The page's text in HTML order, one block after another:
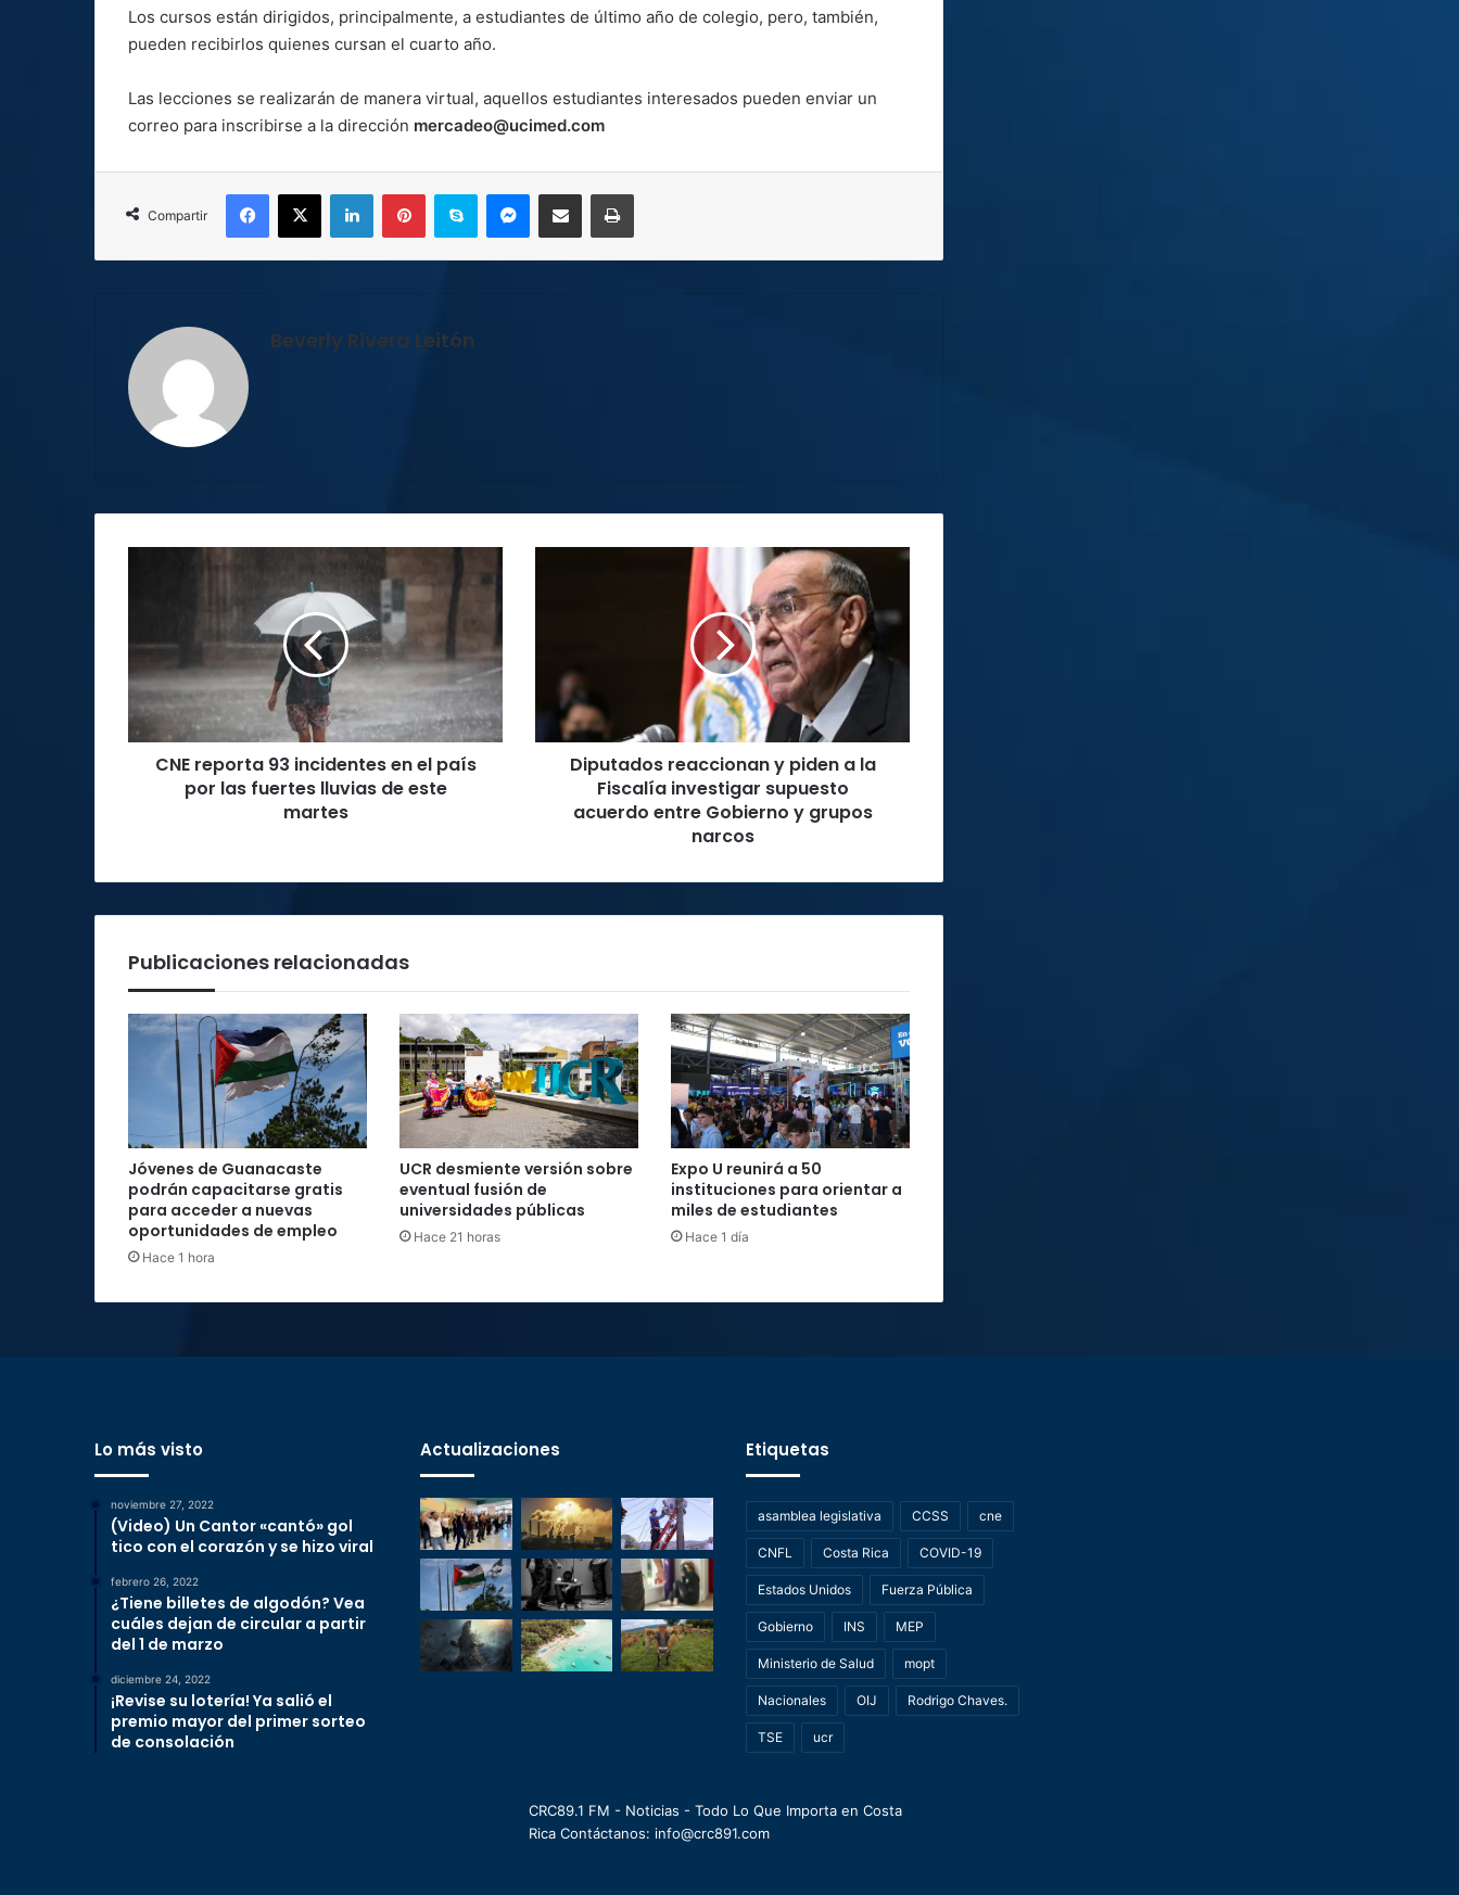
Los cursos están dirigidos, principalmente, a estudiantes de último año de colegio, pero, también,
pueden recibirlos quienes cursan el cuarto año.
Las lecciones se realizarán de manera virtual, aquellos estudiantes interesados pueden enviar un
correo para inscribirse a la dirección mercadeo@ucimed.com
Compartir
Facebook
X LinkedInPinterestSkype MessengerCompartir por correo electrónicoImprimir
Beverly Rivera Leitón
en
el
país
por
las
fuertesCNE reporta 93 incidentes en el país
por las fuertes lluvias de este
martes
Fiscalía
investigar
supuesto
acuerdo
Gobierno
Diputados reaccionan y piden a la
Fiscalía investigar supuesto
acuerdo entre Gobierno y grupos
narcos
Publicaciones relacionadas
Jóvenes de Guanacaste
podrán capacitarse gratis
para acceder a nuevas
oportunidades de empleo
Hace 1 hora
UCR desmiente versión sobre
eventual fusión de
universidades públicas
Hace 21 horas
Expo U reunirá a 50
instituciones para orientar a
miles de estudiantes
Hace 1 día
Lo más visto
noviembre 27, 2022
(Video) Un Cantor «cantó» gol
tico con el corazón y se hizo viral
febrero 26, 2022
¿Tiene billetes de algodón? Vea
cuáles dejan de circular a partir
del 1 de marzo
diciembre 24, 2022
¡Revise su lotería! Ya salió el
premio mayor del primer sorteo
de consolación
Actualizaciones Etiquetas
asamblea legislativa CCSS cne
CNFL Costa Rica COVID-19
Estados Unidos Fuerza Pública
Gobierno INS MEP
Ministerio de Salud mopt
Nacionales OIJ Rodrigo Chaves.
TSE ucr
CRC89.1 FM - Noticias - Todo Lo Que Importa en Costa
Rica Contáctanos: info@crc891.com